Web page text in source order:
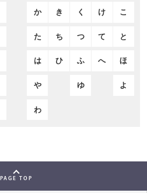
か き く け こ
た ち つ て と
は ひ ふ へ ほ
や ゆ よ
わ
PAGE TOP